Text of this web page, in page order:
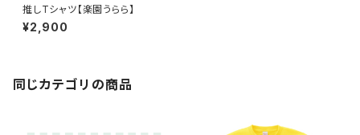
推しTシャツ【楽園うらら】
¥2,900
同じカテゴリの商品